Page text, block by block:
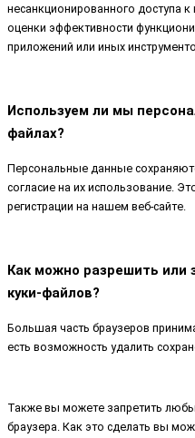
несанкционированного доступа
оценки эффективности
приложений или иных
Используем ли мы
файлах?
Персональные данные
согласие на их использование.
регистрации на нашем веб-сайте.
Как можно разрешить или
куки-файлов?
Большая часть браузеров
есть возможность удалить
Также вы можете запретить
браузера. Как это сделать вы